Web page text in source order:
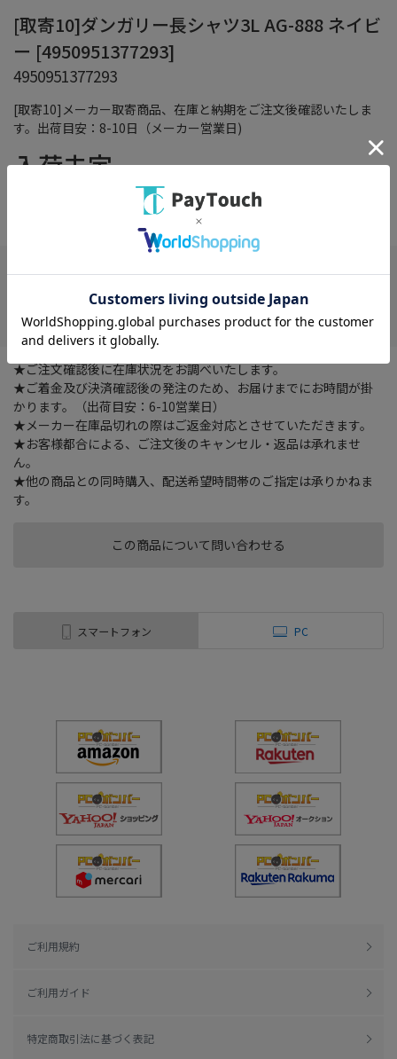
[取寄10]メーカー取寄商品、在庫と納期をご注文後確認いたしま
す。出荷目安：8-10日（メーカー営業日)
[取寄10]ダンガリー長シャツ3L AG-888 ネイビ
ー [4950951377293]
4950951377293
入荷未定（税込）
この商品について問い合わせる
在庫がありません
★ご注文確認後に在庫状況をお調べいたします。
★ご着金及び決済確認後の発注のため、お届けまでにお時間が掛
かります。（出荷目安：6-10営業日）
★メーカー在庫品切れの際はご返金対応とさせていただきます。
★お客様都合による、ご注文後のキャンセル・返品は承れませ
ん。
★他の商品との同時購入、配送希望時間帯のご指定は承りかねま
す。
スマートフォン PC
ご利用規約
ご利用ガイド
特定商取引法に基づく表記